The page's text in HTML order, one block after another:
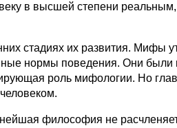
в высшей степени
стадиях их развития. Мифы
нормы поведения. Они
роль мифологии. Но
философия не